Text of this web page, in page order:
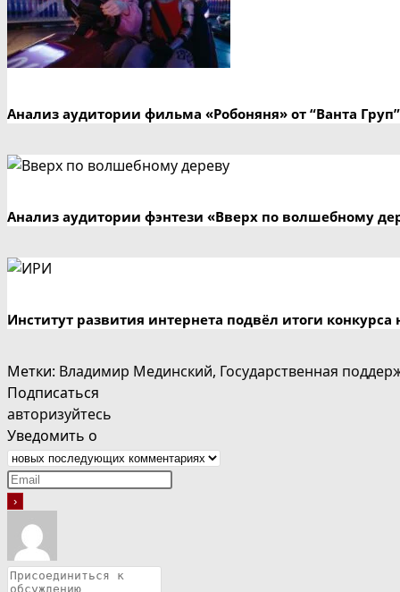
Анализ аудитории фильма «Робоняня» от “Ванта Груп”
Анализ аудитории фэнтези «Вверх по волшебному
Институт развития интернета подвёл итоги
Метки: Владимир Мединский, Государственная
Подписаться
авторизуйтесь
Уведомить о